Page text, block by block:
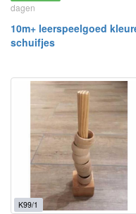
dagen
10m+ leerspeelgoed
schuifjes
K99/1